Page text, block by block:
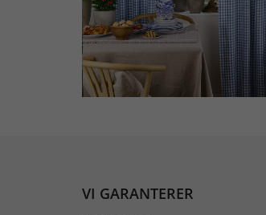
VI GARANTERER